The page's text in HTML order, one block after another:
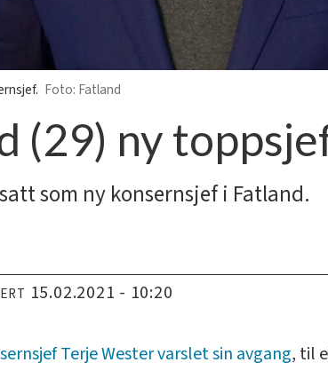
Fatland
(29) ny
som ny konsernsjef i Fatland.
15.02.2021 - 10:20
Terje Wester varslet sin avgang, til